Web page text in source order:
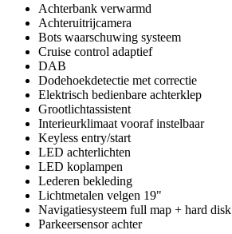
Achterbank verwarmd
Achteruitrijcamera
Bots waarschuwing systeem
Cruise control adaptief
DAB
Dodehoekdetectie met correctie
Elektrisch bedienbare achterklep
Grootlichtassistent
Interieurklimaat vooraf instelbaar
Keyless entry/start
LED achterlichten
LED koplampen
Lederen bekleding
Lichtmetalen velgen 19"
Navigatiesysteem full map + hard disk
Parkeersensor achter